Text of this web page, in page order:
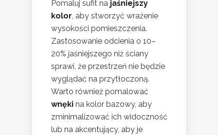
Pomaluj sufit na jaśniejszy
kolor, aby stworzyć wrażenie
wysokości pomieszczenia.
Zastosowanie odcienia o 10–
20% jaśniejszego niż ściany
sprawi, że przestrzeń nie będzie
wyglądać na przytłoczoną.
Warto również pomalować
wnęki na kolor bazowy, aby
zminimalizować ich widoczność
lub na akcentujący, aby je